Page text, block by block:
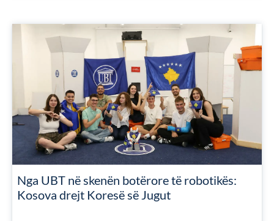
Nga UBT në skenën botërore të robotikës:
Kosova drejt Koresë së Jugut